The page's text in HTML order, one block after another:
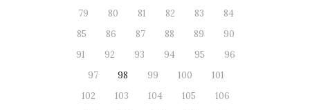
79
80 81 82 83
84
85
86 87 88 89
90
91
92 93 94 95
96
97
98 99 100
101
102
103 104 105
106